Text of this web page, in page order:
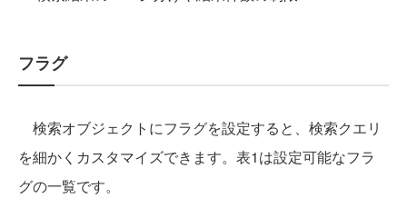
フラグ
検索オブジェクトにフラグを設定すると、検索クエリ
を細かくカスタマイズできます。表1は設定可能なフラ
グの一覧です。